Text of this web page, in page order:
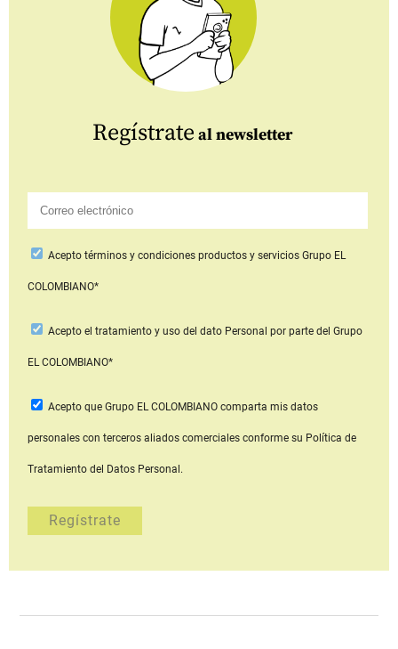
Regístrate al newsletter
Aceptotérminos y condiciones productos y serviciosGrupo EL
COLOMBIANO*
Acepto el tratamiento y uso del dato Personal por parte del Grupo
EL COLOMBIANO*
Acepto que Grupo EL COLOMBIANOcomparta mis datos
personales con terceros aliados comerciales conforme su Política de
Tratamiento del Datos Personal.